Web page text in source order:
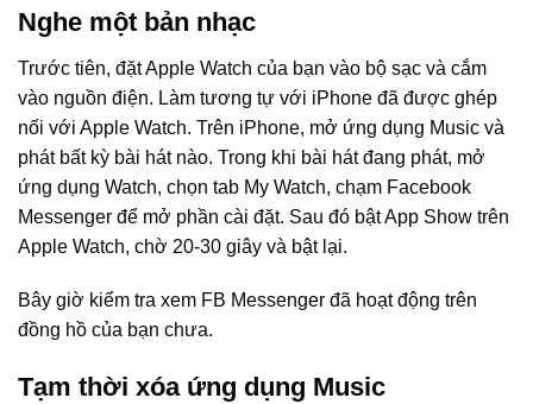
Nghe một bản nhạc
Trước tiên, đặt Apple Watch của bạn vào bộ sạc và cắm
vào nguồn điện. Làm tương tự với iPhone đã được ghép
nối với Apple Watch. Trên iPhone, mở ứng dụng Music và
phát bất kỳ bài hát nào. Trong khi bài hát đang phát, mở
ứng dụng Watch, chọn tab My Watch, chạm Facebook
Messenger để mở phần cài đặt. Sau đó bật App Show trên
Apple Watch, chờ 20-30 giây và bật lại.
Bây giờ kiểm tra xem FB Messenger đã hoạt động trên
đồng hồ của bạn chưa.
Tạm thời xóa ứng dụng Music